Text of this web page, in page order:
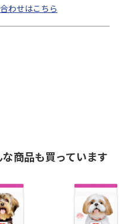
わせはこちら
商品も買っています